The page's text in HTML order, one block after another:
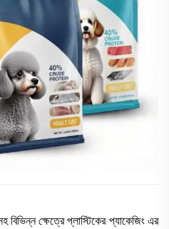
বিভিন্ন ক্ষেত্রে প্লাস্টিকের প্যাকেজিং এর